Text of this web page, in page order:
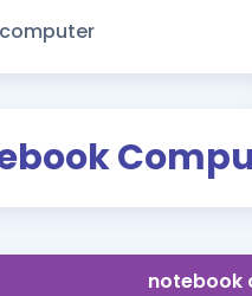
notebook